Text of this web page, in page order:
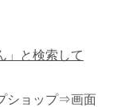
」と検索して
ショップ⇒画面